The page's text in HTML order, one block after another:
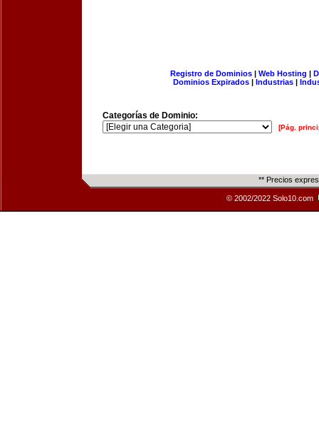
Registro de Dominios| Web Hosting |
Dominios Expirados | Industrias |
Categorías de Dominio:
[Pág.
** Precios
© 2002/2022 Solo10.com